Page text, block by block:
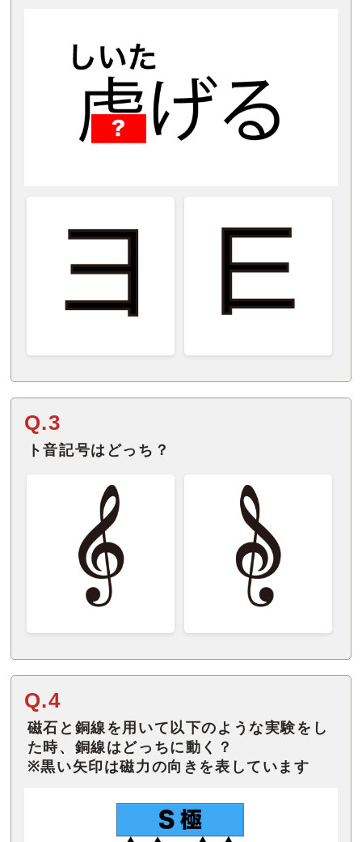
Q.3
ト音記号はどっち？
Q.4
磁石と銅線を用いて以下のような実験をし
た時、銅線はどっちに動く？
※黒い矢印は磁力の向きを表しています